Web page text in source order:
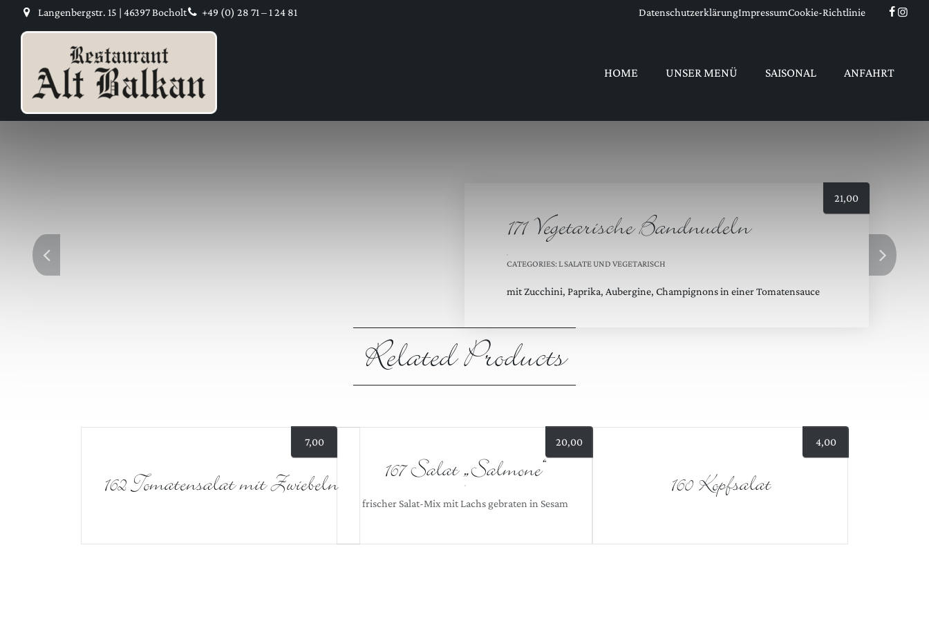
Langenbergstr. 15 | 46397 Bocholt +49 (0) 28 71 – 1 24 81 DatenschutzerklärungImpressumCookie-Richtlinie
HOME UNSER MENÜ SAISONAL ANFAHRT
171 Vegetarische Bandnudeln
CATEGORIES: L SALATE UND VEGETARISCH
mit Zucchini, Paprika, Aubergine, Champignons in einer Tomatensauce
21,00
Related Products
7,00
162 Tomatensalat mit Zwiebeln
20,00
167 Salat „Salmone“
frischer Salat-Mix mit Lachs gebraten in Sesam
4,00
160 Kopfsalat